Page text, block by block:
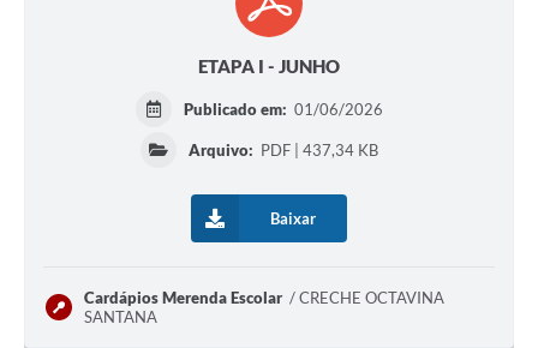
ETAPA I - JUNHO
Publicado em: 01/06/2026
Arquivo: PDF | 437,34 KB
Baixar
Cardápios Merenda Escolar
CRECHE OCTAVINA
SANTANA